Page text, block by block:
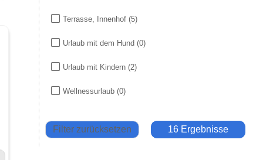
Terrasse, Innenhof (5)
Urlaub mit dem Hund (0)
Urlaub mit Kindern (2)
Wellnessurlaub (0)
Filter zurücksetzen 16 Ergebnisse